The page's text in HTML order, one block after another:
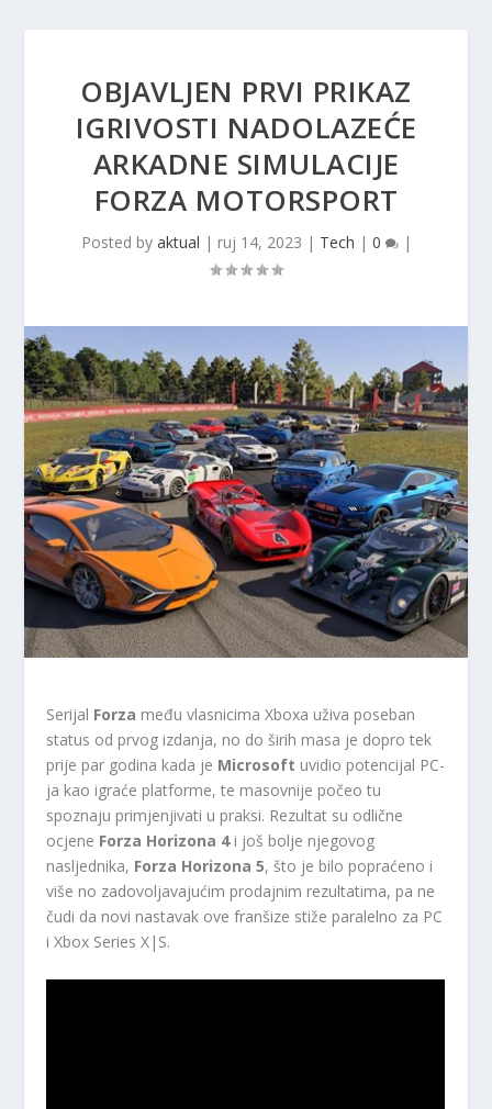
OBJAVLJEN PRVI PRIKAZ
IGRIVOSTI NADOLAZEĆE
ARKADNE SIMULACIJE
FORZA MOTORSPORT
Posted by aktual | ruj 14, 2023 | Tech | 0 |
Serijal Forza među vlasnicima Xboxa uživa poseban
status od prvog izdanja, no do širih masa je dopro tek
prije par godina kada je Microsoft uvidio potencijal PC-
ja kao igraće platforme, te masovnije počeo tu
spoznaju primjenjivati u praksi. Rezultat su odlične
ocjene Forza Horizona 4i još bolje njegovog
nasljednika, Forza Horizona 5, što je bilo popraćeno i
više no zadovoljavajućim prodajnim rezultatima, pa ne
čudi da novi nastavak ove franšize stiže paralelno za PC
i Xbox Series X|S.